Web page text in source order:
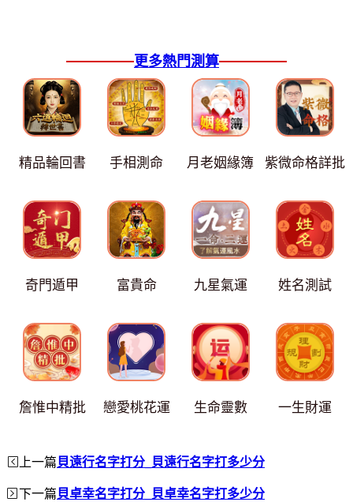
更多熱門測算
精品輪回書 手相測命 月老姻緣簿 紫微命格詳批
奇門遁甲 富貴命 九星氣運 姓名測試
詹惟中精批 戀愛桃花運 生命靈數 一生財運
上一篇貝遠行名字打分_貝遠行名字打多少分
下一篇貝卓幸名字打分_貝卓幸名字打多少分